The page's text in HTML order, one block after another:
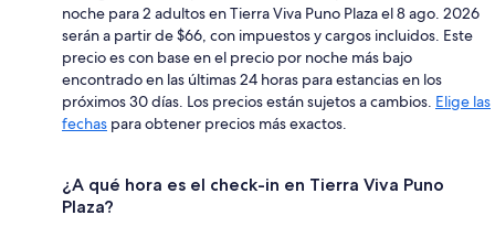
noche para 2 adultos en Tierra Viva Puno Plaza el 8 ago. 2026
serán a partir de $66, con impuestos y cargos incluidos. Este
precio es con base en el precio por noche más bajo
encontrado en las últimas 24 horas para estancias en los
próximos 30 días. Los precios están sujetos a cambios. Elige las
fechas para obtener precios más exactos.
¿A qué hora es el check-in en Tierra Viva Puno
Plaza?